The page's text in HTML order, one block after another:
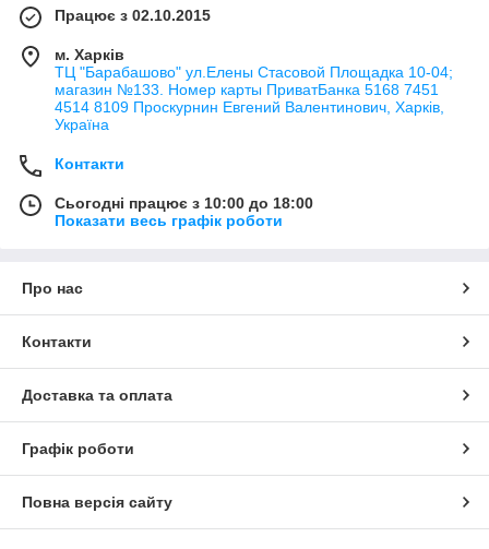
Працює з 02.10.2015
м. Харків
ТЦ "Барабашово" ул.Елены Стасовой Площадка 10-04;
магазин №133. Номер карты ПриватБанка 5168 7451
4514 8109 Проскурнин Евгений Валентинович, Харків,
Україна
Контакти
Сьогодні працює з 10:00 до 18:00
Показати весь графік роботи
Про нас
Контакти
Доставка та оплата
Графік роботи
Повна версія сайту